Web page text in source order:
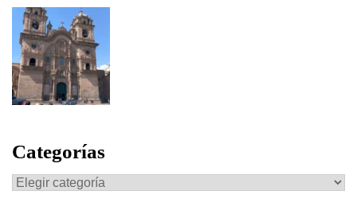
Categorías
Categorías